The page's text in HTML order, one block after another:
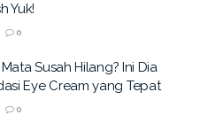
Yuk!
0
Susah Hilang? Ini Dia
Eye Cream yang Tepat
0